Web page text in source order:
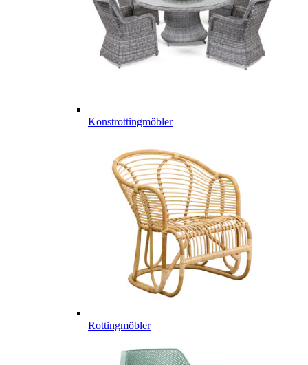
Konstrottingmöbler
Rottingmöbler